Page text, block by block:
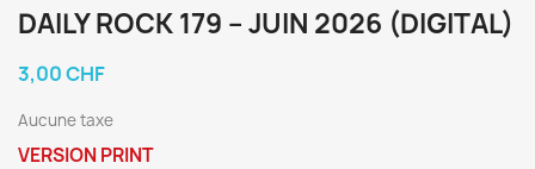
DAILY ROCK 179 – JUIN 2026 (DIGITAL)
3,00 CHF
Aucune taxe
VERSION PRINT